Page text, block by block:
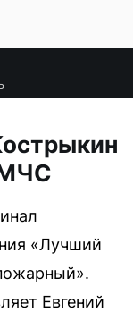
МЧС
«Лучший
Евгений